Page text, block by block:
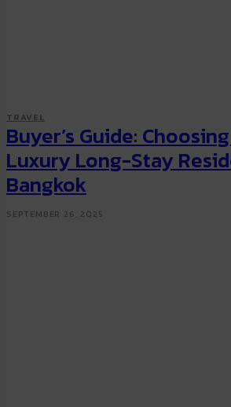
TRAVEL
Buyer’s Guide:
Luxury Long-Stay
Bangkok
SEPTEMBER 26, 2025